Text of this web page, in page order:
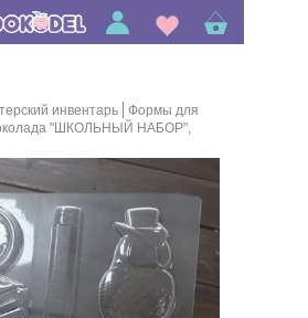
инвентарь
Формы для
"ШКОЛЬНЫЙ НАБОР",